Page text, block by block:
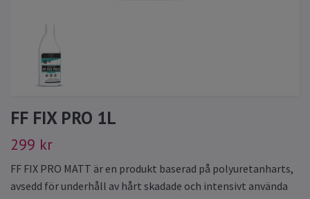
FF FIX PRO 1L
299 kr
FF FIX PRO MATT är en produkt baserad på polyuretanharts,
avsedd för underhåll av hårt skadade och intensivt använda